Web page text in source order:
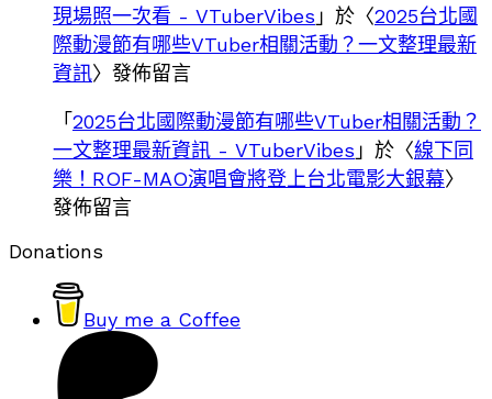
現場照一次看 - VTuberVibes 」於〈2025台北國
際動漫節有哪些VTuber相關活動？一文整理最新
資訊〉發佈留言
「2025台北國際動漫節有哪些VTuber相關活動？
一文整理最新資訊 - VTuberVibes 」於〈線下同
樂！ROF-MAO演唱會將登上台北電影大銀幕〉
發佈留言
Donations
Buy me a Coffee